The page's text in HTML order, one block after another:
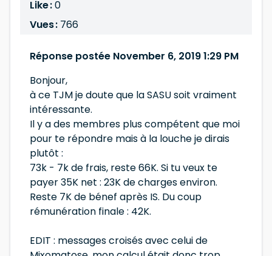
Like :0
Vues : 766
Réponse postée November 6, 2019 1:29 PM
Bonjour,
à ce TJM je doute que la SASU soit vraiment
intéressante.
Il y a des membres plus compétent que moi
pour te répondre mais à la louche je dirais
plutôt :
73k - 7k de frais, reste 66K. Si tu veux te
payer 35K net : 23K de charges environ.
Reste 7K de bénef après IS. Du coup
rémunération finale : 42K.
EDIT : messages croisés avec celui de